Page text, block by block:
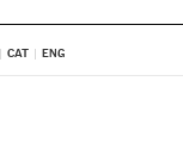
CAT ENG